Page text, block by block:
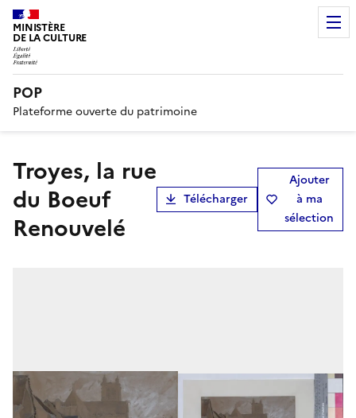
MINISTÈRE
DE LA CULTURE
POP
Plateforme ouverte du patrimoine
Troyes, la rue
du Boeuf
Renouvelé
Télécharger
Ajouter
à ma
sélection